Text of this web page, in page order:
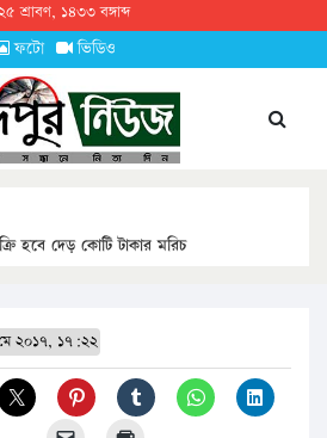
শ্রাবণ, ১৪৩৩ বঙ্গাব্দ
ফটো ভিডিও
হবে দেড় কোটি টাকার মরিচ
২০১৭, ১৭:২২